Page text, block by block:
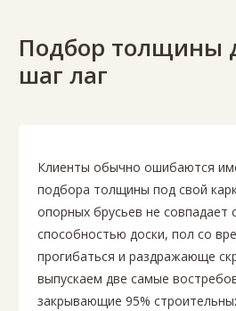
Подбор толщины
шаг лаг
Клиенты обычно ошибаются
подбора толщины под свой
опорных брусьев не совпадает
способностью доски, пол со
прогибаться и раздражающе
выпускаем две самые
закрывающие 95%